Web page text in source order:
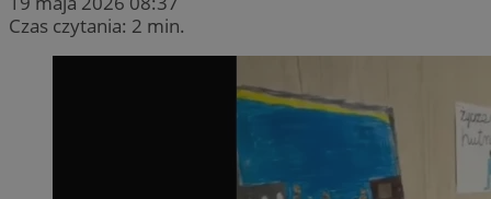
Czas czytania: 2 min.